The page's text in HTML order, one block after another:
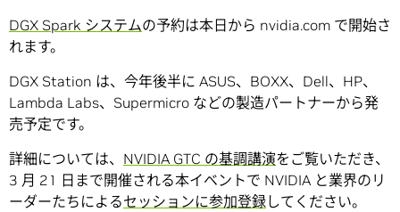
DGX Spark システムの予約は本日から nvidia.com で開始さ
れます。
DGX Station は、今年後半に ASUS、BOXX、Dell、HP、
Lambda Labs、Supermicro などの製造パートナーから発
売予定です。
詳細については、 NVIDIA GTC の基調講演をご覧いただき、
3 月 21 日まで開催される本イベントで NVIDIA と業界のリ
ーダーたちによるセッションに参加登録してください。